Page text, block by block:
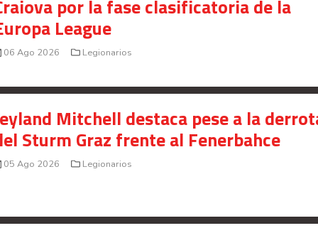
por la fase clasificatoria de la
League
06 Ago 2026 Legionarios
Mitchell destaca pese a la
Sturm Graz frente al Fenerbahce
05 Ago 2026 Legionarios